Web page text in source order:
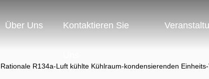
Über Uns Kontaktieren Sie
Rationale R134a-Luft kühlte Kühlraum-kondensierenden